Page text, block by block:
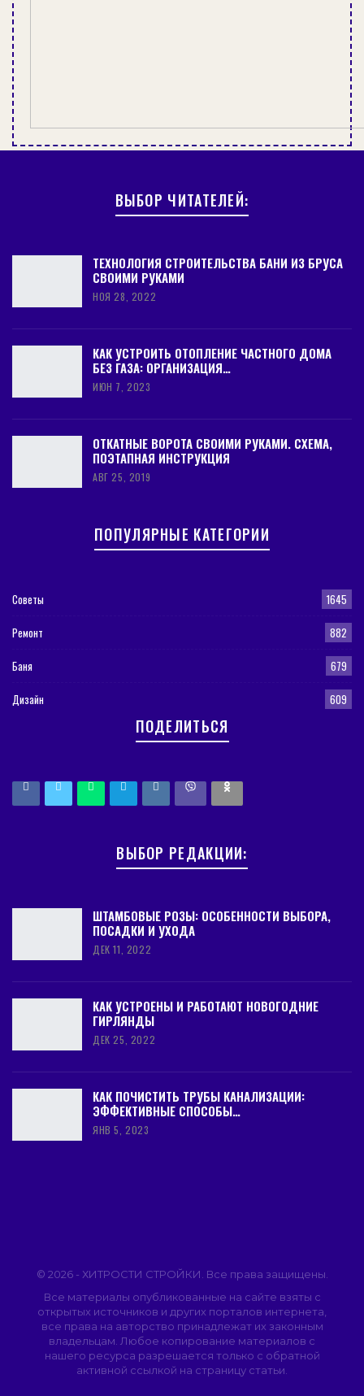
ВЫБОР ЧИТАТЕЛЕЙ:
ТЕХНОЛОГИЯ СТРОИТЕЛЬСТВА БАНИ ИЗ БРУСА
СВОИМИ РУКАМИ
НОЯ 28, 2022
КАК УСТРОИТЬ ОТОПЛЕНИЕ ЧАСТНОГО ДОМА
БЕЗ ГАЗА: ОРГАНИЗАЦИЯ…
ИЮН 7, 2023
ОТКАТНЫЕ ВОРОТА СВОИМИ РУКАМИ. СХЕМА,
ПОЭТАПНАЯ ИНСТРУКЦИЯ
АВГ 25, 2019
ПОПУЛЯРНЫЕ КАТЕГОРИИ
Советы 1645
Ремонт 882
Баня 679
Дизайн 609
ПОДЕЛИТЬСЯ
ВЫБОР РЕДАКЦИИ:
ШТАМБОВЫЕ РОЗЫ: ОСОБЕННОСТИ ВЫБОРА,
ПОСАДКИ И УХОДА
ДЕК 11, 2022
КАК УСТРОЕНЫ И РАБОТАЮТ НОВОГОДНИЕ
ГИРЛЯНДЫ
ДЕК 25, 2022
КАК ПОЧИСТИТЬ ТРУБЫ КАНАЛИЗАЦИИ:
ЭФФЕКТИВНЫЕ СПОСОБЫ…
ЯНВ 5, 2023
© 2026 - ХИТРОСТИ СТРОЙКИ. Все права защищены.
Все материалы опубликованные на сайте взяты с
открытых источников и других порталов интернета,
все права на авторство принадлежат их законным
владельцам. Любое копирование материалов с
нашего ресурса разрешается только с обратной
активной ссылкой на страницу статьи.